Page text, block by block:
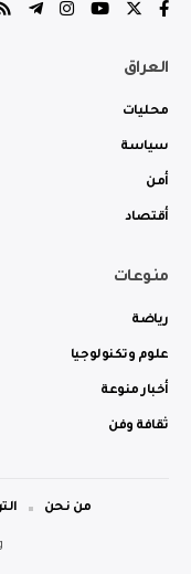
العراق
محليات
سياسة
أمن
أقتصاد
منوعات
رياضة
علوم وتكنولوجيا
أخبار منوعة
ثقافة وفن
من نحن